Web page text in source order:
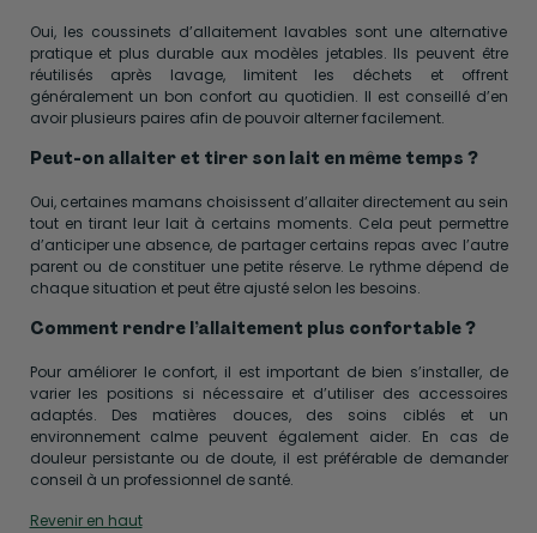
Oui, les coussinets d’allaitement lavables sont une alternative
pratique et plus durable aux modèles jetables. Ils peuvent être
réutilisés après lavage, limitent les déchets et offrent
généralement un bon confort au quotidien. Il est conseillé d’en
avoir plusieurs paires afin de pouvoir alterner facilement.
Peut-on allaiter et tirer son lait en même temps ?
Oui, certaines mamans choisissent d’allaiter directement au sein
tout en tirant leur lait à certains moments. Cela peut permettre
d’anticiper une absence, de partager certains repas avec l’autre
parent ou de constituer une petite réserve. Le rythme dépend de
chaque situation et peut être ajusté selon les besoins.
Comment rendre l’allaitement plus confortable ?
Pour améliorer le confort, il est important de bien s’installer, de
varier les positions si nécessaire et d’utiliser des accessoires
adaptés. Des matières douces, des soins ciblés et un
environnement calme peuvent également aider. En cas de
douleur persistante ou de doute, il est préférable de demander
conseil à un professionnel de santé.
Revenir en haut